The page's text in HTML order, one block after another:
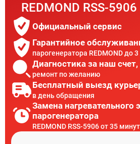
REDMOND RSS-5906
Официальный сервис
Гарантийное
парогенератора REDMOND до 3
Диагностика за наш счет,
ремонт по желанию
Бесплатный выезд
в день обращения
Замена нагревательного
парогенератора
REDMOND RSS-5906 от 35 минут